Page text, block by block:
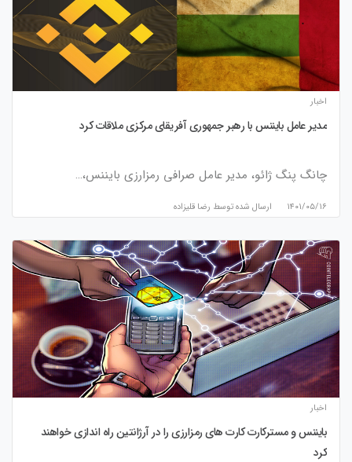
اخبار
مدیر عامل بایننس با رهبر جمهوری آفریقای مرکزی ملاقات کرد
چانگ پنگ ژائو، مدیر عامل صرافی رمزارزی بایننس،…
۱۴۰۱/۰۵/۱۶ ارسال شده توسط رضا قلیزاده
اخبار
بایننس و مسترکارت کارت های رمزارزی را در آرژانتین راه اندازی خواهند
کرد